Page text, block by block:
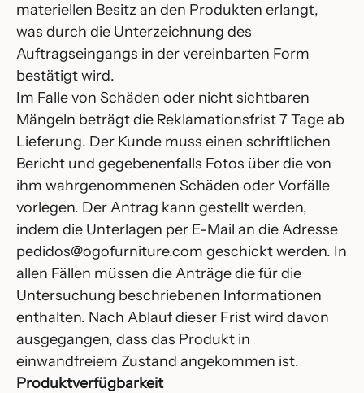
materiellen Besitz an den Produkten erlangt,
was durch die Unterzeichnung des
Auftragseingangs in der vereinbarten Form
bestätigt wird.
Im Falle von Schäden oder nicht sichtbaren
Mängeln beträgt die Reklamationsfrist 7 Tage ab
Lieferung. Der Kunde muss einen schriftlichen
Bericht und gegebenenfalls Fotos über die von
ihm wahrgenommenen Schäden oder Vorfälle
vorlegen. Der Antrag kann gestellt werden,
indem die Unterlagen per E-Mail an die Adresse
pedidos@ogofurniture.com geschickt werden. In
allen Fällen müssen die Anträge die für die
Untersuchung beschriebenen Informationen
enthalten. Nach Ablauf dieser Frist wird davon
ausgegangen, dass das Produkt in
einwandfreiem Zustand angekommen ist.
Produktverfügbarkeit